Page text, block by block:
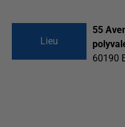
Lieu
55
60190